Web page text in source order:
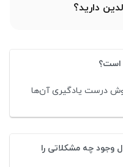
دارید؟
است؟
درست یادگیری آن‌ها
وجود چه مشکلاتی را